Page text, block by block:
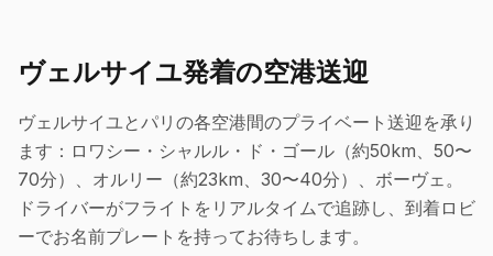
ヴェルサイユ発着の空港送迎
ヴェルサイユとパリの各空港間のプライベート送迎を承り
ます：ロワシー・シャルル・ド・ゴール（約50km、50〜
70分）、オルリー（約23km、30〜40分）、ボーヴェ。
ドライバーがフライトをリアルタイムで追跡し、到着ロビ
ーでお名前プレートを持ってお待ちします。